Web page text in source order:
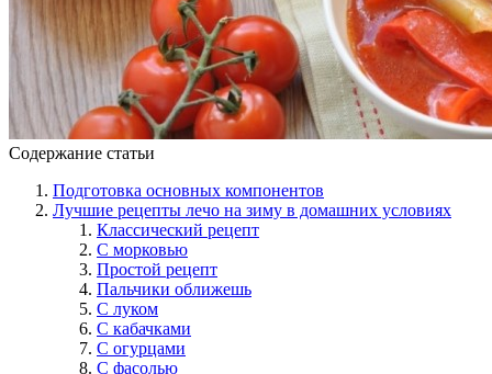
Содержание статьи
Подготовка основных компонентов
Лучшие рецепты лечо на зиму в домашних условиях
Классический рецепт
С морковью
Простой рецепт
Пальчики оближешь
С луком
С кабачками
С огурцами
С фасолью